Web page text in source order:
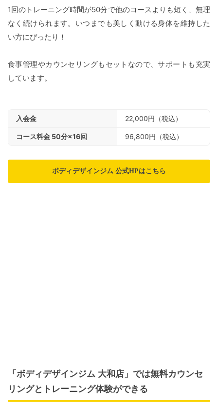
1回のトレーニング時間が50分で他のコースよりも短く、無理
なく続けられます。いつまでも美しく動ける身体を維持した
い方にぴったり！
食事管理やカウンセリングもセットなので、サポートも充実
しています。
入会金 22,000円（税込）
コース料金 50分×16回 96,800円（税込）
ボディデザインジム 公式HPはこちら
「ボディデザインジム 大和店」では無料カウンセ
リングとトレーニング体験ができる